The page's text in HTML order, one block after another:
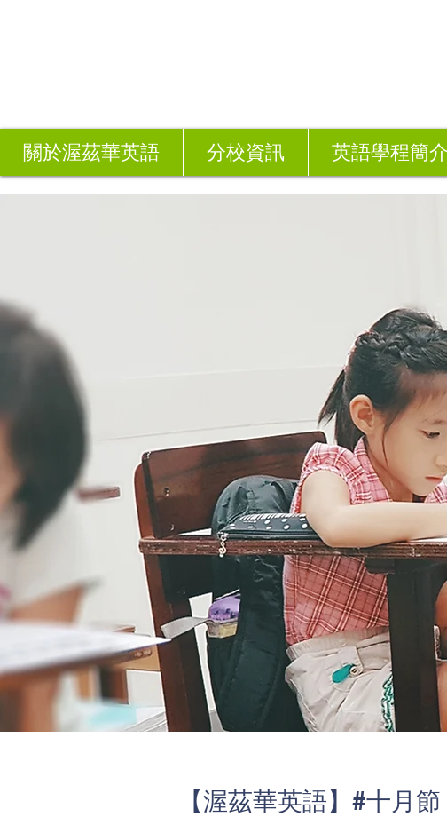
【渥茲華英語】#十月
關於渥茲華英語 分校資訊 英語學程簡介